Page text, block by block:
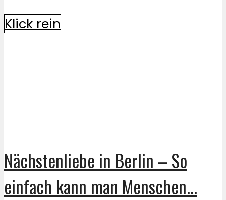
Klick rein
Nächstenliebe in Berlin – So
einfach kann man Menschen...